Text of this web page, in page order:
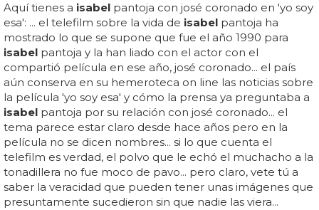
Aquí tienes a isabel pantoja con josé coronado en 'yo soy
esa': ... el telefilm sobre la vida de isabel pantoja ha
mostrado lo que se supone que fue el año 1990 para
isabel pantoja y la han liado con el actor con el
compartió película en ese año, josé coronado... el país
aún conserva en su hemeroteca on line las noticias sobre
la película 'yo soy esa' y cómo la prensa ya preguntaba a
isabel pantoja por su relación con josé coronado... el
tema parece estar claro desde hace años pero en la
película no se dicen nombres... si lo que cuenta el
telefilm es verdad, el polvo que le echó el muchacho a la
tonadillera no fue moco de pavo... pero claro, vete tú a
saber la veracidad que pueden tener unas imágenes que
presuntamente sucedieron sin que nadie las viera...